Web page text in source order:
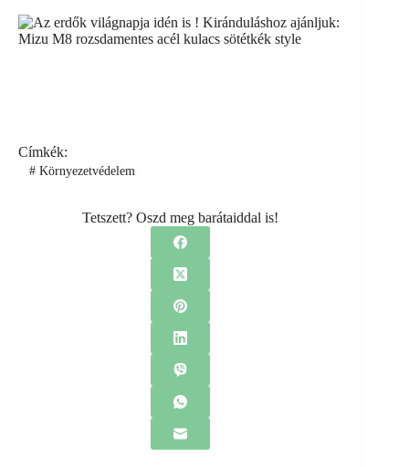
Címkék:
#Környezetvédelem
Tetszett? Oszd meg barátaiddal is!